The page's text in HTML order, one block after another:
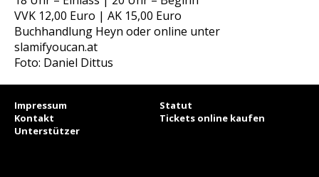
VVK 12,00 Euro | AK 15,00 Euro
Buchhandlung Heyn oder online unter
slamifyoucan.at
Foto: Daniel Dittus
Impressum
Statut
Kontakt
Tickets online kaufen
Unterstützer